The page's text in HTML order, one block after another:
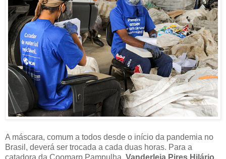
A máscara, comum a todos desde o início da pandemia no
Brasil, deverá ser trocada a cada duas horas. Para a
catadora da Coomarp Pampulha, Vanderleia Pires Hilário,